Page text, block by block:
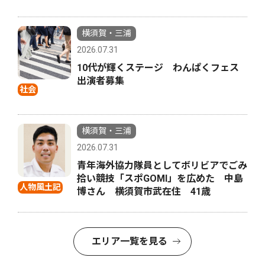
社会
横須賀・三浦
2026.07.31
10代が輝くステージ わんぱくフェス
出演者募集
人物風土記
横須賀・三浦
2026.07.31
青年海外協力隊員としてボリビアでごみ
拾い競技「スポGOMI」を広めた 中島
博さん 横須賀市武在住 41歳
エリア一覧を見る